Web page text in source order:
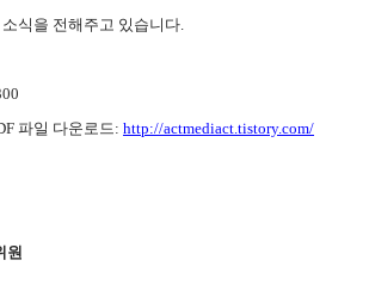
식을 전해주고 있습니다.
파일 다운로드: http://actmediact.tistory.com/
원